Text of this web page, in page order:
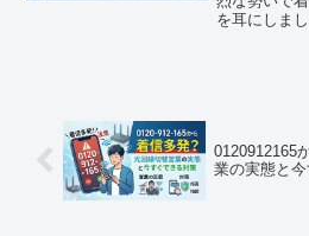
を耳にしま
0120912165
業の実態と